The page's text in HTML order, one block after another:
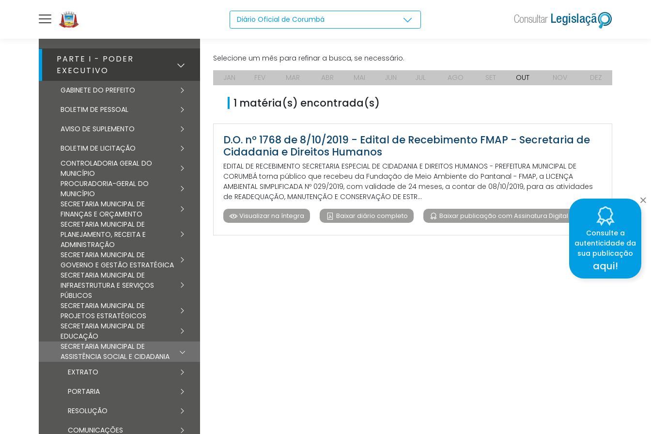
Diário Oficial de Corumbá
PARTE I - PODER
EXECUTIVO
GABINETE DO PREFEITO
BOLETIM DE PESSOAL
AVISO DE SUPLEMENTO
BOLETIM DE LICITAÇÃO
CONTROLADORIA GERAL DO
MUNICÍPIO
PROCURADORIA-GERAL DO
MUNICÍPIO
SECRETARIA MUNICIPAL DE
FINANÇAS E ORÇAMENTO
SECRETARIA MUNICIPAL DE
PLANEJAMENTO, RECEITA E
ADMINISTRAÇÃO
SECRETARIA MUNICIPAL DE
GOVERNO E GESTÃO ESTRATÉGICA
SECRETARIA MUNICIPAL DE
INFRAESTRUTURA E SERVIÇOS
PÚBLICOS
SECRETARIA MUNICIPAL DE
PROJETOS ESTRATÉGICOS
SECRETARIA MUNICIPAL DE
EDUCAÇÃO
SECRETARIA MUNICIPAL DE
ASSISTÊNCIA SOCIAL E CIDADANIA
EXTRATO
PORTARIA
RESOLUÇÃO
COMUNICAÇÕES
Selecione um mês para refinar a busca, se necessário.
JAN
FEV MAR ABR MAI JUN JUL AGO SET OUT NOV DEZ
1 matéria(s) encontrada(s)
D.O. nº 1768 de 8/10/2019 - Edital de Recebimento FMAP - Secretaria de
Cidadania e Direitos Humanos
EDITAL DE RECEBIMENTO SECRETARIA ESPECIAL DE CIDADANIA E DIREITOS HUMANOS - PREFEITURA MUNICIPAL DE
CORUMBÁ torna público que recebeu da Fundação de Meio Ambiente do Pantanal - FMAP, a LICENÇA
AMBIENTAL SIMPLIFICADA Nº 029/2019, com validade de 24 meses, a contar de 08/10/2019, para as atividades
de READEQUAÇÃO, MANUTENÇÃO E CONSERVAÇÃO DE ESTR...
Visualizar na íntegra Baixar diário completo Baixar publicação com Assinatura Digital
Consulte a
autenticidade da
sua publicação
aqui!